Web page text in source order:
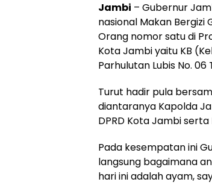
Jambi – Gubernur
nasional Makan Bergizi
Orang nomor satu di
Kota Jambi yaitu KB
Parhulutan Lubis No.
Turut hadir pula
diantaranya Kapolda
DPRD Kota Jambi
Pada kesempatan ini
langsung bagaimana
hari ini adalah ayam,